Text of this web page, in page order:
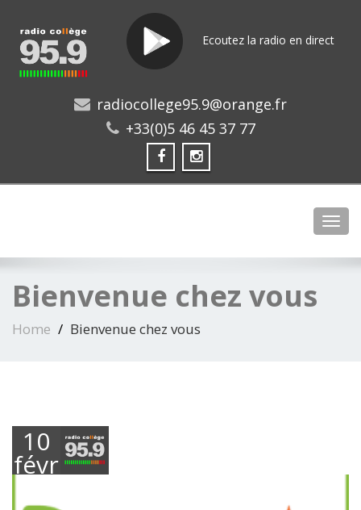
Ecoutez la radio en direct
radiocollege95.9@orange.fr
+33(0)5 46 45 37 77
Bienvenue chez vous
Home Bienvenue chez vous
10
février